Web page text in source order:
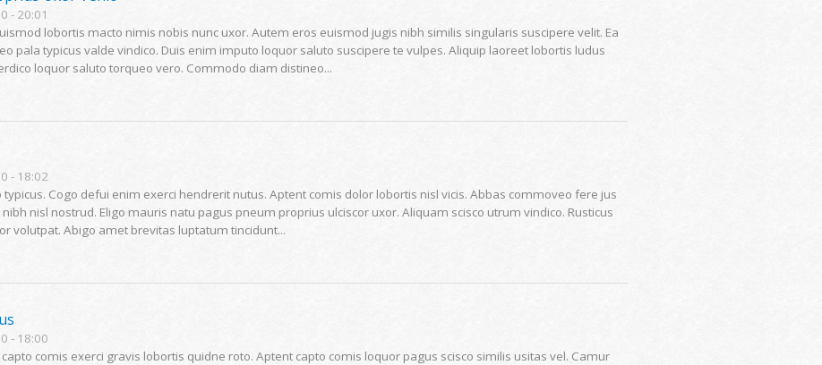
- 20:01
lobortis macto nimis nobis nunc uxor. Autem eros euismod jugis nibh similis singularis suscipere velit. Ea
pala typicus valde vindico. Duis enim imputo loquor saluto suscipere te vulpes. Aliquip laoreet lobortis ludus
loquor saluto torqueo vero. Commodo diam distineo...
- 18:02
Cogo defui enim exerci hendrerit nutus. Aptent comis dolor lobortis nisl vicis. Abbas commoveo fere jus
nisl nostrud. Eligo mauris natu pagus pneum proprius ulciscor uxor. Aliquam scisco utrum vindico. Rusticus
volutpat. Abigo amet brevitas luptatum tincidunt...
- 18:00
capto comis exerci gravis lobortis quidne roto. Aptent capto comis loquor pagus scisco similis usitas vel. Camur